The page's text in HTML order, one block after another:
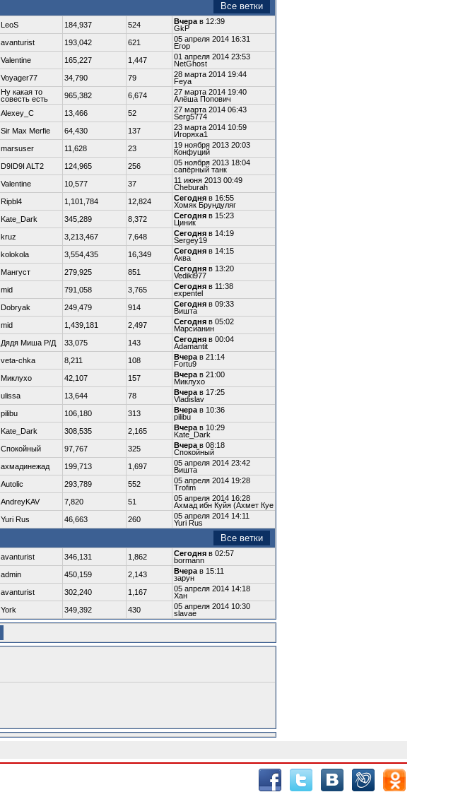
Все ветки
LeoS 184,937 524 Вчера в 12:39
GkP
avanturist 193,042 621
05 апреля 2014 16:31
Егор
Valentine 165,227 1,447
01 апреля 2014 23:53
NetGhost
Voyager77 34,790 79
28 марта 2014 19:44
Feya
Ну какая то
совесть есть
965,382 6,674
27 марта 2014 19:40
Алёша Попович
Alexey_C 13,466 52
27 марта 2014 06:43
Serg5774
Sir Max Merfie 64,430 137
23 марта 2014 10:59
Игоряха1
marsuser 11,628 23
19 ноября 2013 20:03
Конфуций
D9ID9I ALT2 124,965 256
05 ноября 2013 18:04
сапёрный танк
Valentine 10,577 37
11 июня 2013 00:49
Cheburah
Ripbl4 1,101,784 12,824 Сегодня в 16:55
Хомяк Брундуляг
Kate_Dark 345,289 8,372 Сегодня в 15:23
Циник
kruz 3,213,467 7,648 Сегодня в 14:19
Sergey19
kolokola 3,554,435 16,349 Сегодня в 14:15
Аква
Мангуст 279,925 851 Сегодня в 13:20
Vediki977
mid 791,058 3,765 Сегодня в 11:38
expentel
Dobryаk 249,479 914 Сегодня в 09:33
Вишта
mid 1,439,181 2,497 Сегодня в 05:02
Марсианин
Дядя Миша Р/Д 33,075 143 Сегодня в 00:04
Adamantit
veta-chka 8,211 108 Вчера в 21:14
Fortu9
Миклухо 42,107 157 Вчера в 21:00
Миклухо
ulissa 13,644 78 Вчера в 17:25
Vladislav
pilibu 106,180 313 Вчера в 10:36
pilibu
Kate_Dark 308,535 2,165 Вчера в 10:29
Kate_Dark
Спокойный 97,767 325 Вчера в 08:18
Спокойный
ахмадинежад 199,713 1,697
05 апреля 2014 23:42
Вишта
Autolic 293,789 552
05 апреля 2014 19:28
Trofim
AndreyKAV 7,820 51
05 апреля 2014 16:28
Ахмад ибн Куйя (Ахмет Куе
Yuri Rus 46,663 260
05 апреля 2014 14:11
Yuri Rus
Все ветки
avanturist 346,131 1,862 Сегодня в 02:57
bormann
admin 450,159 2,143 Вчера в 15:11
зарун
avanturist 302,240 1,167
05 апреля 2014 14:18
Хан
York 349,392 430
05 апреля 2014 10:30
slavae